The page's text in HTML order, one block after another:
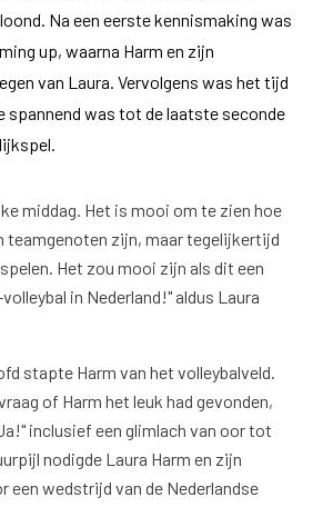
Na een eerste kennismaking was
up, waarna Harm en zijn
van Laura. Vervolgens was het tijd
spannend was tot de laatste seconde
middag. Het is mooi om te zien hoe
teamgenoten zijn, maar tegelijkertijd
Het zou mooi zijn als dit een
in Nederland!" aldus Laura
stapte Harm van het volleybalveld.
of Harm het leuk had gevonden,
inclusief een glimlach van oor tot
nodigde Laura Harm en zijn
een wedstrijd van de Nederlandse